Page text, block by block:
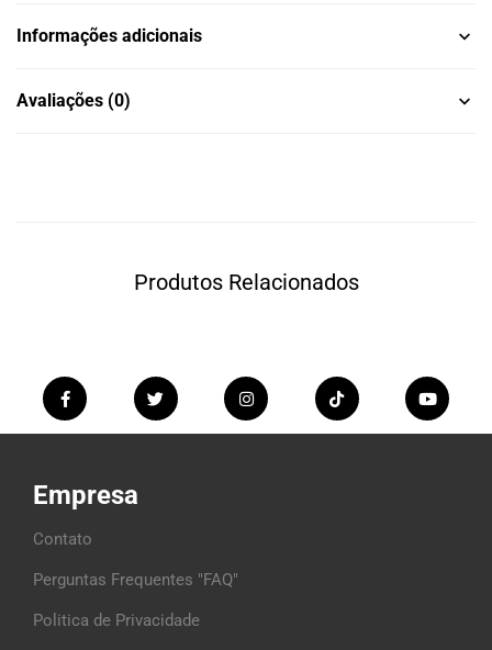
Informações adicionais
Avaliações (0)
Produtos Relacionados
Empresa
Contato
Perguntas Frequentes "FAQ"
Politica de Privacidade